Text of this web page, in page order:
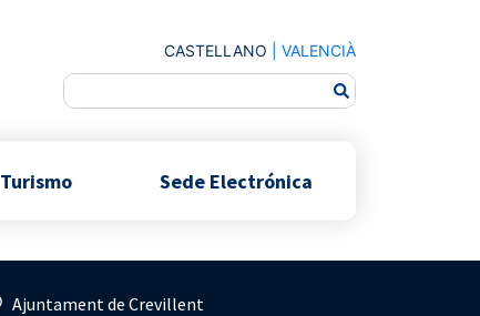
CASTELLANO VALENCIÀ
Turismo Sede Electrónica
Ajuntament de Crevillent